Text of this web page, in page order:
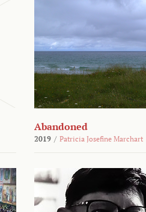
Abandoned
2019 / Patricia Josefine Marchart